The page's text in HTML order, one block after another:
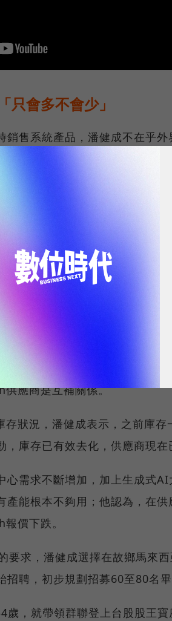
會多不會少」
銷售系統產品，潘健成不在乎
能否賺到夠多的利潤，持續投
重榮耀！國際品牌X經理人特別肯
Flash供應商鎧俠（
）及SK海力士（Hynix）
他們，而他們更需要群聯」。
後，需要控制晶片，NAND
戶做生意；群聯則採用他們的
應商是互補關係。
狀況，潘健成表示，之前庫存
庫存已有效去化，供應商現在
心需求不斷增加，加上生成式
產能根本不夠用；他認為，在
價下跌。
要求，潘健成選擇在故鄉馬來
招聘，初步規劃招募60至80名畢
歲，就帶領群聯登上台股股王